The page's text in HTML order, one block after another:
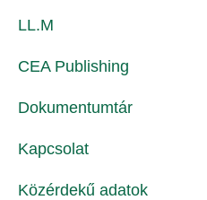
LL.M
CEA Publishing
Dokumentumtár
Kapcsolat
Közérdekű adatok